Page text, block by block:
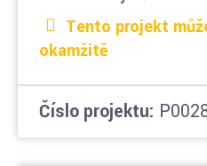
Tento projekt
okamžitě
Číslo projektu: